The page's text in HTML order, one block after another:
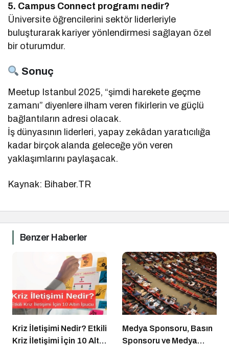
5. Campus Connect programı nedir?
Üniversite öğrencilerini sektör liderleriyle
buluşturarak kariyer yönlendirmesi sağlayan özel
bir oturumdur.
Sonuç
Meetup Istanbul 2025, “şimdi harekete geçme
zamanı” diyenlere ilham veren fikirlerin ve güçlü
bağlantıların adresi olacak.
İş dünyasının liderleri, yapay zekâdan yaratıcılığa
kadar birçok alanda geleceğe yön veren
yaklaşımlarını paylaşacak.
Kaynak: Bihaber.TR
Benzer Haberler
Kriz İletişimi Nedir? Etkili
Kriz İletişimi İçin 10 Altın
Medya Sponsoru, Basın
Sponsoru ve Medya